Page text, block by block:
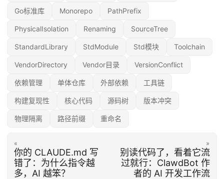
Go标准库 Monorepo PathPrefix
PhysicalIsolation Renaming SourceTree
StandardLibrary StdModule Std模块 Toolchain
VendorDirectory Vendor目录 VersionConflict
依赖管理 单体仓库 外部依赖 工具链
构建复现性 核心代码 源码树 版本冲突
物理隔离 路径前缀 重命名
«
你的 CLAUDE.md 写
错了：为什么指令越
多，AI 越笨？
»
别读代码了，看着它流
过就行：ClawdBot 作
者的 AI 开发工作流